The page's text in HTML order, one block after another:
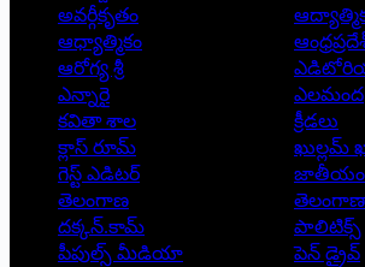
అవర్గీకృతం
ఆధ్యాత్మికం
ఆరోగ్య శ్రీ
ఎన్నారై
ఎలమంద
కవితా శాల
క్రీడలు
క్లాస్ రూమ్
ఖుల్లమ్
గెస్ట్ ఎడిటర్
జాతీయం
తెలంగాణ
దక్కన్.కామ్
పాలిటిక్స్
పీపుల్స్ ‌మీడియా
పెన్ డ్రైవ్